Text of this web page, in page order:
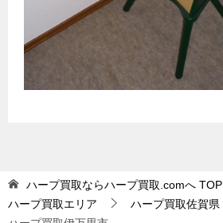
ハープ買取ならハープ買取.comへ TOP
ハープ買取エリア
ハープ買取佐賀県